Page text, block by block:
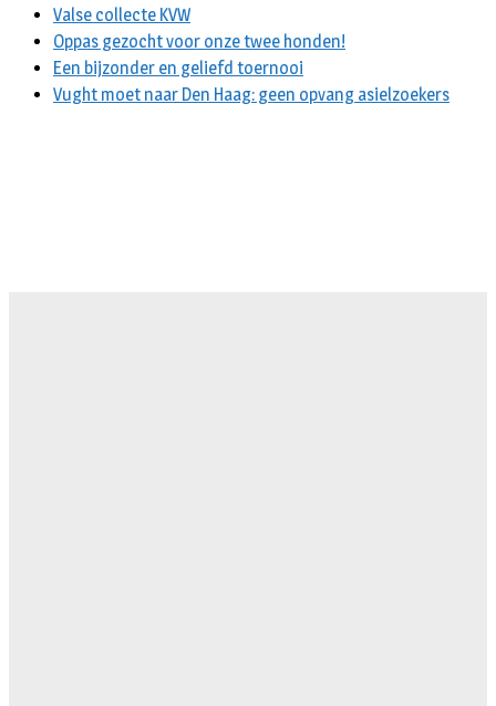
Valse collecte KVW
Oppas gezocht voor onze twee honden!
Een bijzonder en geliefd toernooi
Vught moet naar Den Haag: geen opvang asielzoekers